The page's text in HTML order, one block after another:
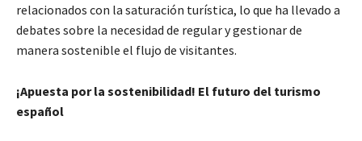
relacionados con la saturación turística, lo que ha llevado a
debates sobre la necesidad de regular y gestionar de
manera sostenible el flujo de visitantes.
¡Apuesta por la sostenibilidad! El futuro del turismo
español